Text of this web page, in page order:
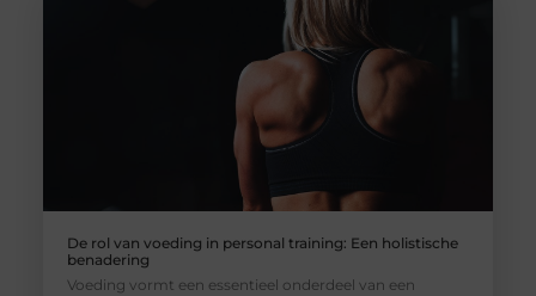
De rol van voeding in personal training: Een holistische
benadering
Voeding vormt een essentieel onderdeel van een